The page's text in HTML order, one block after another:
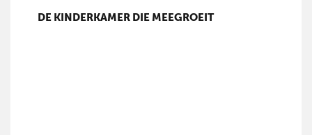
DE KINDERKAMER DIE MEEGROEIT